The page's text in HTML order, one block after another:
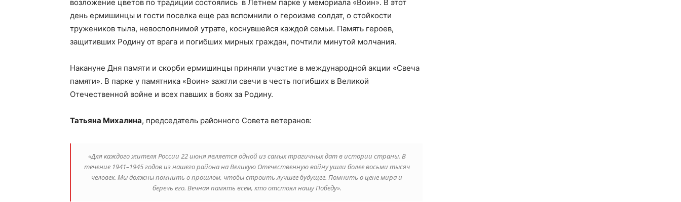
возложение цветов по традиции состоялись в Летнем парке у мемориала «Воин». В этот
день ермишинцы и гости поселка еще раз вспомнили о героизме солдат, о стойкости
тружеников тыла, невосполнимой утрате, коснувшейся каждой семьи. Память героев,
защитивших Родину от врага и погибших мирных граждан, почтили минутой молчания.
Накануне Дня памяти и скорби ермишинцы приняли участие в международной акции «Свеча
памяти». В парке у памятника «Воин» зажгли свечи в честь погибших в Великой
Отечественной войне и всех павших в боях за Родину.
Татьяна Михалина, председатель районного Совета ветеранов:
«Для каждого жителя России 22 июня является одной из самых трагичных дат в истории страны. В
течение 1941–1945 годов из нашего района на Великую Отечественную войну ушли более восьми тысяч
человек. Мы должны помнить о прошлом, чтобы строить лучшее будущее. Помнить о цене мира и
беречь его. Вечная память всем, кто отстоял нашу Победу».